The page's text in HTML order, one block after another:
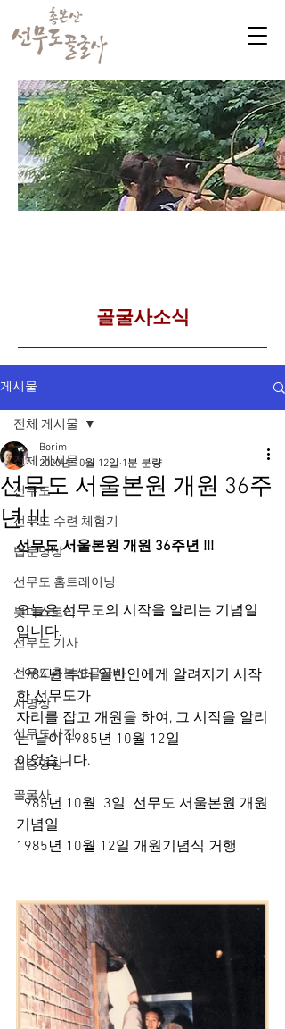
​골굴사소식
게시물
전체 게시물
선무도
선무도 수련 체험기
법문명상
선무도 홈트레이닝
붓다스토리
선무도 기사
선무도총본산골굴사
시명상
선무도사진
집중명상
골굴사
전체 게시물
선무도 서울본원 개원 36주
년 !!!
Borim
2020년 10월 12일 1분 분량
선무도 서울본원 개원 36주년 !!!
오늘은 선무도의 시작을 알리는 기념일
입니다.
1984년 부터 일반인에게 알려지기 시작
한 선무도가
자리를 잡고 개원을 하여, 그 시작을 알리
는 날이 1985년 10월 12일
이었습니다.
1985년 10월  3일  선무도 서울본원 개원
기념일
1985년 10월 12일 개원기념식 거행